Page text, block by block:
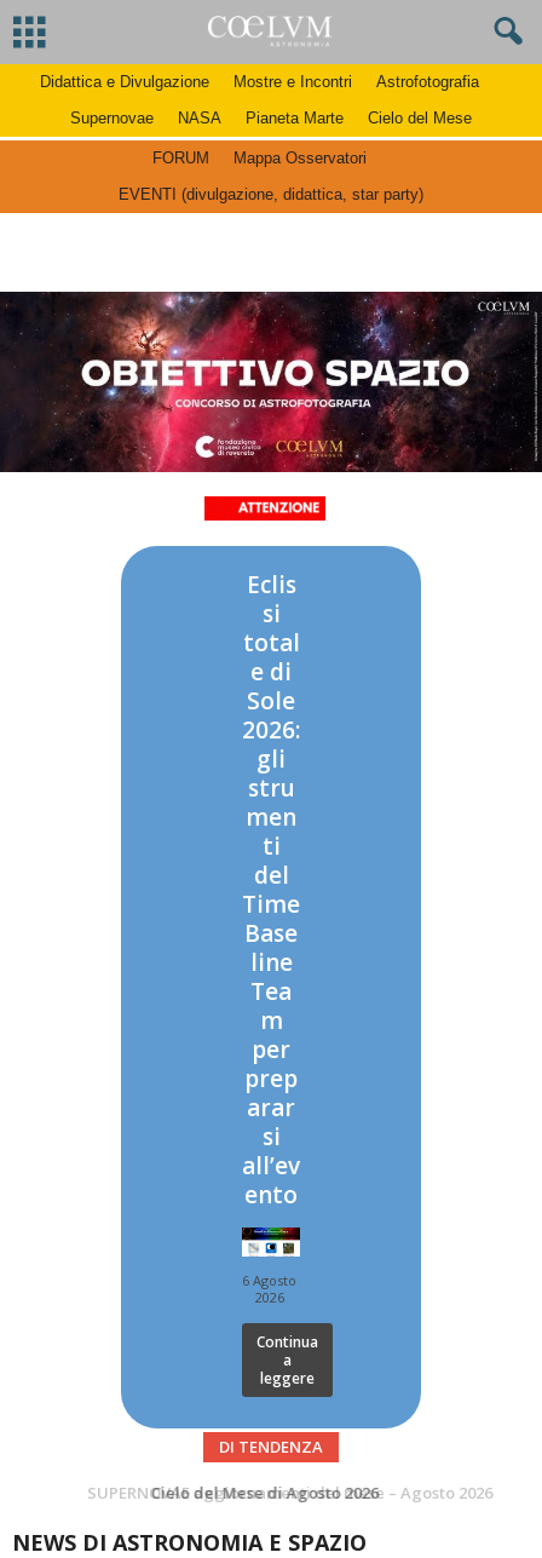
Didattica e Divulgazione Mostre e Incontri
Astrofotografia
Supernovae
NASA Pianeta Marte Cielo del Mese
FORUM
Mappa Osservatori
EVENTI (divulgazione, didattica, star party)
Eclis
si
total
e di
Sole
2026:
gli
stru
men
ti
del
Time
Base
line
Tea
m
per
prep
arar
si
all’ev
ento
6 Agosto
2026
Continua
a
leggere
DI TENDENZA
SUPERNOVAE aggiornamenti del mese – Agosto 2026
Le Comete del mese di Agosto: LA 10P/TEMPEL AL PERIELIO
NEWS DI ASTRONOMIA E SPAZIO